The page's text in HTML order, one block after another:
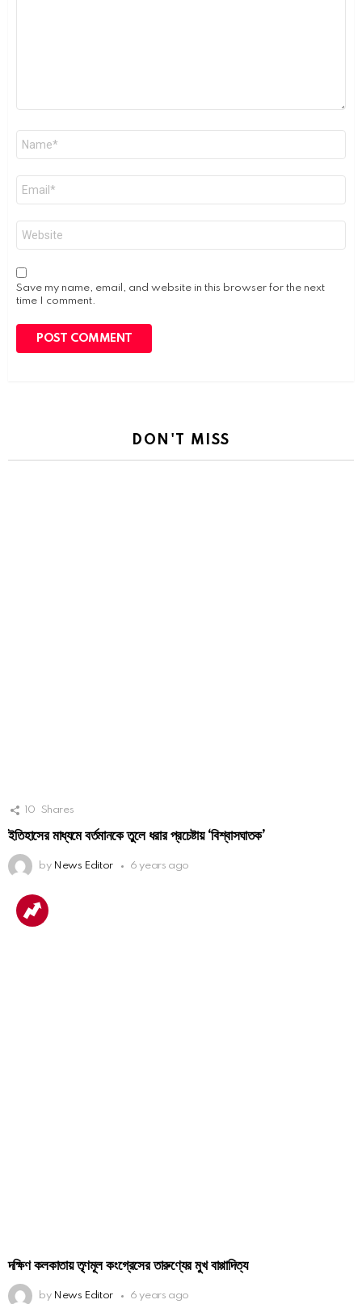
Save my name, email, and website in this browser for the next
time I comment.
DON'T MISS
10 Shares
ইতিহাসের মাধ্যমে বর্তমানকে তুলে ধরার প্রচেষ্টায় ‘বিশ্বাসঘাতক’
by News Editor 6 years ago
দক্ষিণ কলকাতায় তৃণমূল কংগ্রেসের তারুণ্যের মুখ বাপ্পাদিত্য
by News Editor 6 years ago